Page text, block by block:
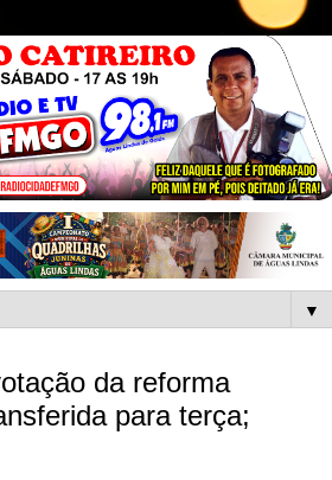
▼
da reforma
para terça;